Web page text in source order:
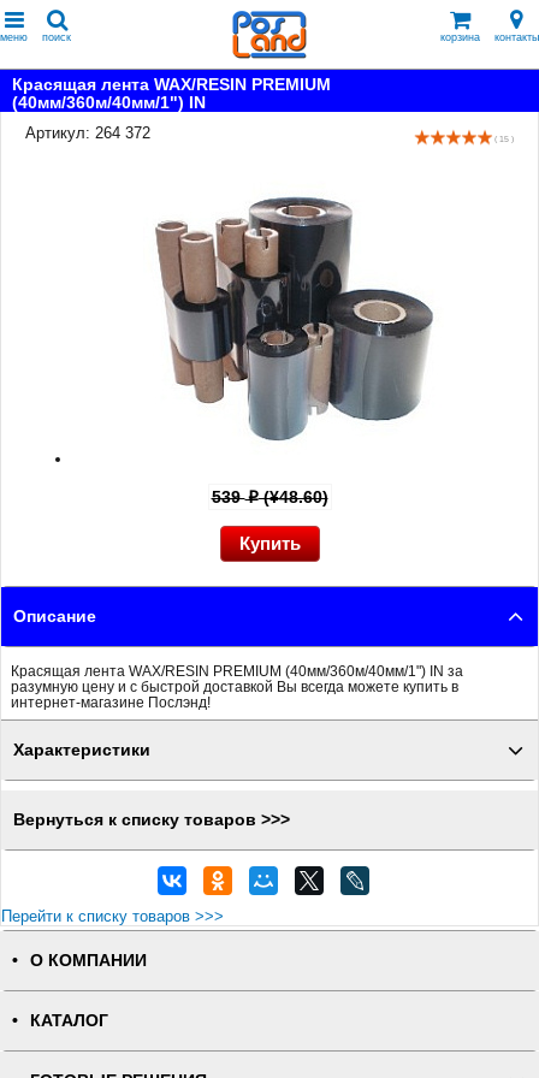
меню поиск корзина контакты
Красящая лента WAX/RESIN PREMIUM
(40мм/360м/40мм/1") IN
Артикул: 264 372
( 15 )
539p(¥48.60)
Описание
Красящая лента WAX/RESIN PREMIUM (40мм/360м/40мм/1") IN за
разумную цену и с быстрой доставкой Вы всегда можете купить в
интернет-магазине Послэнд!
Характеристики
Вернуться к списку товаров >>>
Перейти к списку товаров >>>
О КОМПАНИИ
КАТАЛОГ